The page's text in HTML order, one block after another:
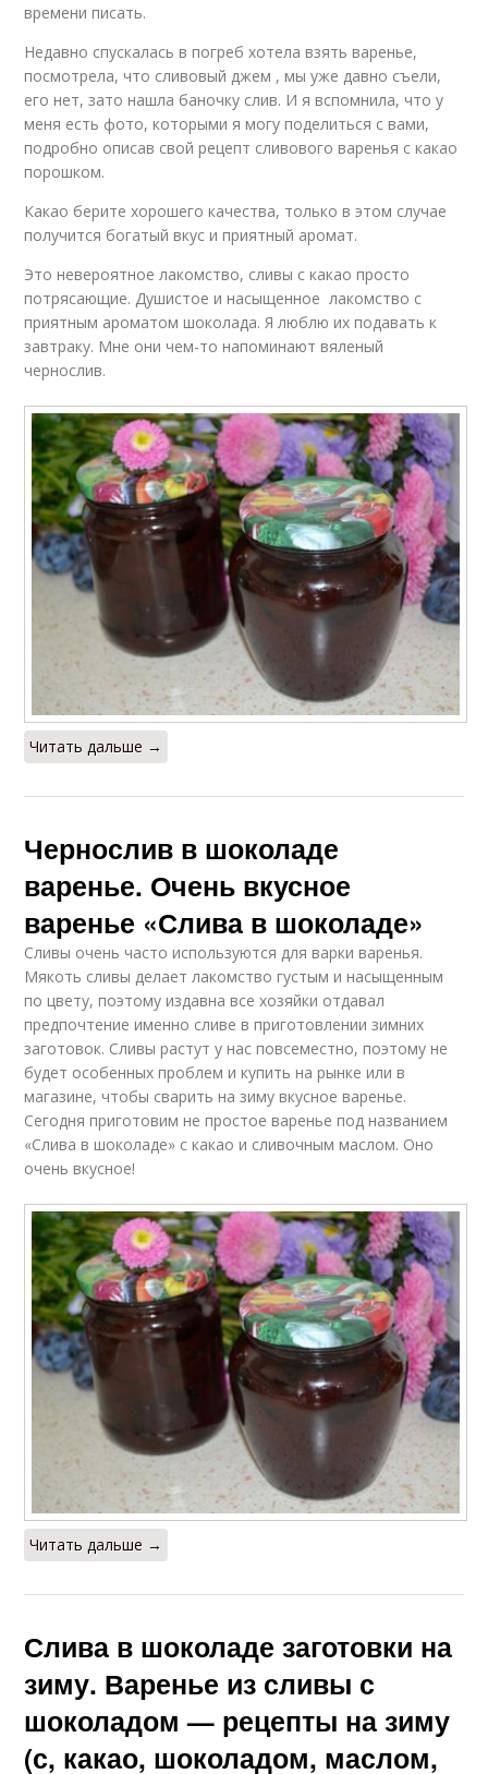
времени писать.
Недавно спускалась в погреб хотела взять варенье,
посмотрела, что сливовый джем , мы уже давно съели,
его нет, зато нашла баночку слив. И я вспомнила, что у
меня есть фото, которыми я могу поделиться с вами,
подробно описав свой рецепт сливового варенья с какао
порошком.
Какао берите хорошего качества, только в этом случае
получится богатый вкус и приятный аромат.
Это невероятное лакомство, сливы с какао просто
потрясающие. Душистое и насыщенное лакомство с
приятным ароматом шоколада. Я люблю их подавать к
завтраку. Мне они чем-то напоминают вяленый
чернослив.
Читать дальше →
Чернослив в шоколаде
варенье. Очень вкусное
варенье «Слива в шоколаде»
Сливы очень часто используются для варки варенья.
Мякоть сливы делает лакомство густым и насыщенным
по цвету, поэтому издавна все хозяйки отдавал
предпочтение именно сливе в приготовлении зимних
заготовок. Сливы растут у нас повсеместно, поэтому не
будет особенных проблем и купить на рынке или в
магазине, чтобы сварить на зиму вкусное варенье.
Сегодня приготовим не простое варенье под названием
«Слива в шоколаде» с какао и сливочным маслом. Оно
очень вкусное!
Читать дальше →
Слива в шоколаде заготовки на
зиму. Варенье из сливы с
шоколадом — рецепты на зиму
(с, какао, шоколадом, маслом,